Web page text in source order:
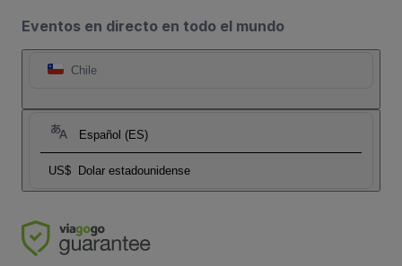
Eventos en directo en todo el mundo
Chile
Español (ES)
US$ Dolar estadounidense